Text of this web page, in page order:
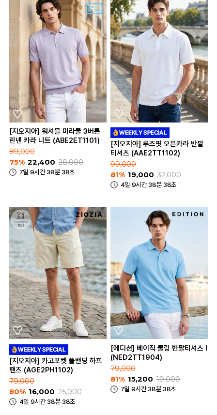
[지오지아] 워셔블 미라쿨 3버튼
린넨 카라 니트 (ABE2ET1101)
89,000
75% 22,400 28,000
7일 9시간 38분 38초
[지오지아] 루즈핏 오픈카라 반팔
티셔츠 (AAE2TT1102)
99,000
81% 19,000 32,000
4일 9시간 38분 38초
[지오지아] 카고포켓 풀밴딩 하프
팬츠 (AGE2PH1102)
79,000
80% 16,000 25,000
4일 9시간 38분 38초
[에디션] 베이직 쿨링 반팔티셔츠 I
(NED2TT1904)
79,000
81% 15,200 19,000
7일 9시간 38분 38초